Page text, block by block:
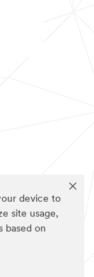
device to
site usage,
based on